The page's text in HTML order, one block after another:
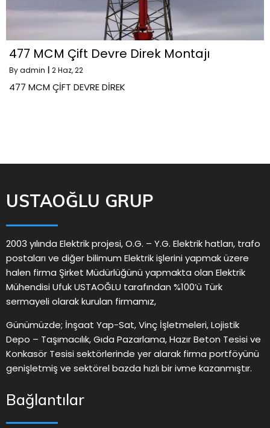
477 MCM Çift Devre Direk Montajı
Byadmin 2Haz, 22
477 MCM ÇİFT DEVRE DİREK
USTAOĞLU GRUP
2003 yılında Elektrik projesi, O.G. – Y.G. Elektrik hatları, trafo
postaları ve diğer bilimum Elektrik işlerini yapmak üzere
halen firma Şirket Müdürlüğünü yapmakta olan Elektrik
Mühendisi Ufuk USTAOĞLU tarafından %100’ü Türk
sermayeli olarak kurulan firmamız,
Günümüzde; İnşaat Yap-Sat, Vinç İşletmeleri, Lojistik
Depo – Taşımacılık, Gıda Pazarlama, Hazır Beton Tesisi ve
Konkasör Tesisi sektörlerinde yer alarak firma portföyünü
genişletmiş ve sektörel bazda hızlı bir ivme kazanmıştır.
Bağlantılar